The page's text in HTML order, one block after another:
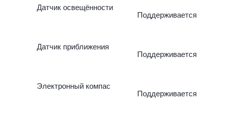
Датчик освещённости
Поддерживается
Датчик приближения
Поддерживается
Электронный компас
Поддерживается